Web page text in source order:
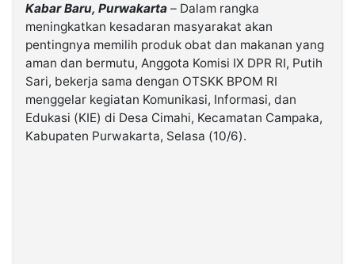
Kabarbaru.co
2026
Kabarbaru
Media
Holding
Kabar Baru, Purwakarta – Dalam rangka
meningkatkan kesadaran masyarakat akan
pentingnya memilih produk obat dan makanan yang
aman dan bermutu, Anggota Komisi IX DPR RI, Putih
Sari, bekerja sama dengan OTSKK BPOM RI
menggelar kegiatan Komunikasi, Informasi, dan
Edukasi (KIE) di Desa Cimahi, Kecamatan Campaka,
Kabupaten Purwakarta, Selasa (10/6).